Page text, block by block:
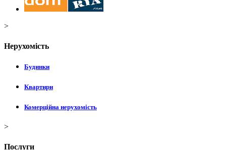
>
Нерухомість
Будинки
Квартири
Комерційна нерухомість
>
Послуги